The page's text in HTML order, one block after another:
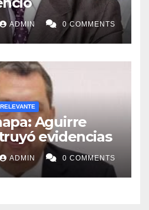
ADMIN 0 COMMENTS
RELEVANTE
Aguirre
evidencias
ADMIN 0 COMMENTS